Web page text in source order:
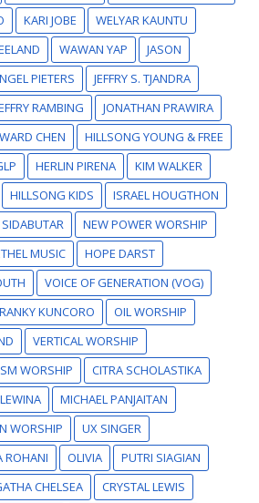
KARI JOBE
WELYAR KAUNTU
WAWAN YAP
JASON
PIETERS
JEFFRY S. TJANDRA
RAMBING
JONATHAN PRAWIRA
CHEN
HILLSONG YOUNG & FREE
HERLIN PIRENA
KIM WALKER
HILLSONG KIDS
ISRAEL HOUGTHON
NEW POWER WORSHIP
MUSIC
HOPE DARST
VOICE OF GENERATION (VOG)
KUNCORO
OIL WORSHIP
VERTICAL WORSHIP
WORSHIP
CITRA SCHOLASTIKA
MICHAEL PANJAITAN
WORSHIP
UX SINGER
ROHANI OLIVIA
PUTRI SIAGIAN
CHELSEA
CRYSTAL LEWIS